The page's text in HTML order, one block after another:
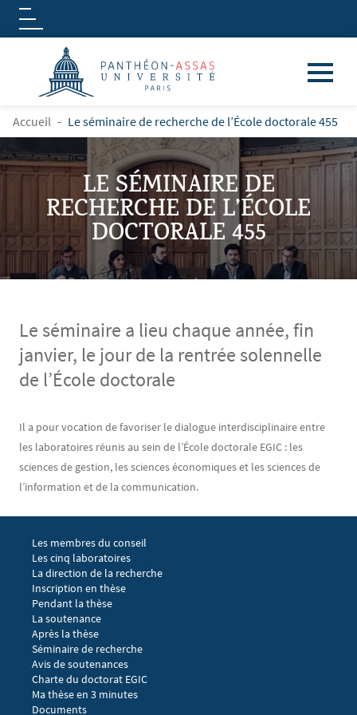
Aller au contenu principal
Logo
FIL D'ARIANE
Accueil Le séminaire de recherche de l’École doctorale 455
LE SÉMINAIRE DE
RECHERCHE DE L’ÉCOLE
DOCTORALE 455
Le séminaire a lieu chaque année, fin
janvier, le jour de la rentrée solennelle
de l’École doctorale
Contenu
Texte
Il a pour vocation de favoriser le dialogue interdisciplinaire entre
les laboratoires réunis au sein de l’École doctorale EGIC : les
sciences de gestion, les sciences économiques et les sciences de
l’information et de la communication.
Menu footer EGIC 1
Les membres du conseil
Les cinq laboratoires
La direction de la recherche
Menu footer EGIC 2
Inscription en thèse
Pendant la thèse
La soutenance
Après la thèse
Menu footer EGIC 3
Séminaire de recherche
Avis de soutenances
Charte du doctorat EGIC
Ma thèse en 3 minutes
Menu footer EGIC 4
Documents